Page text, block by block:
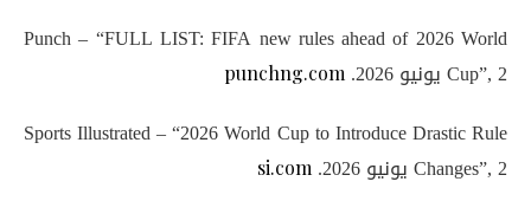
Punch – “FULL LIST: FIFA new rules ahead of 2026 World
Cup”, 2 يونيو 2026.
punchng.com
Sports Illustrated – “2026 World Cup to Introduce Drastic Rule
Changes”, 2 يونيو 2026.
si.com